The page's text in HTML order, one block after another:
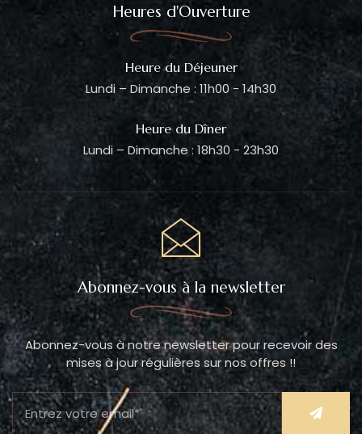
Heures d'Ouverture
Heure du Déjeuner
Lundi – Dimanche : 11h00 - 14h30
Heure du Dîner
Lundi – Dimanche : 18h30 - 23h30
Abonnez-vous à la newsletter
Abonnez-vous à notre newsletter pour recevoir des
mises à jour régulières sur nos offres !!